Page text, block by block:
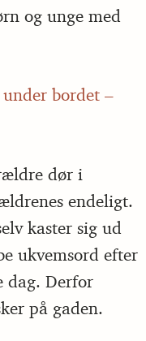
og unge med
bordet –
dør i
endeligt.
kaster sig ud
ukvemsord efter
dag. Derfor
på gaden.